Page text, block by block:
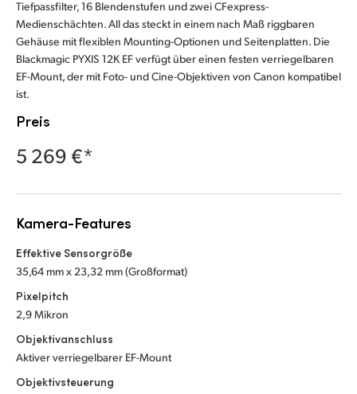
Japan
Korea
Mexico
Poland
Portugal
Singapore
Spain
Tiefpassfilter, 16 Blendenstufen und zwei CFexpress-
Medienschächten. All das steckt in einem nach Maß riggbaren
Gehäuse mit flexiblen Mounting-Optionen und Seitenplatten. Die
Blackmagic PYXIS 12K EF verfügt über einen festen verriegelbaren
EF-Mount, der mit Foto- und Cine-Objektiven von Canon kompatibel
ist.
Preis
5 269 €*
Kamera-Features
Effektive Sensorgröße
35,64 mm x 23,32 mm (Großformat)
Pixelpitch
2,9 Mikron
Objektivanschluss
Aktiver verriegelbarer EF-Mount
Objektivsteuerung